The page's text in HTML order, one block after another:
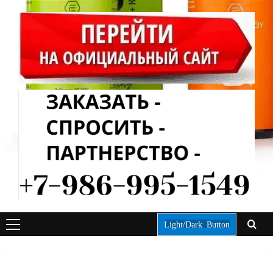
ОСНОВНОЕ
Light/Dark Button